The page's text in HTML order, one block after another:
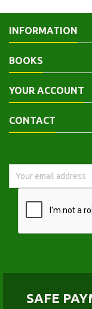
INFORMATION
BOOKS
YOUR ACCOUNT
CONTACT
SAFE